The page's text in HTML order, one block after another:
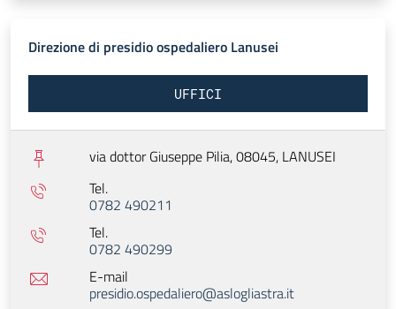
Direzione di presidio ospedaliero Lanusei
UFFICI
via dottor Giuseppe Pilia, 08045, LANUSEI
Tel.
0782 490211
Tel.
0782 490299
E-mail
presidio.ospedaliero@aslogliastra.it